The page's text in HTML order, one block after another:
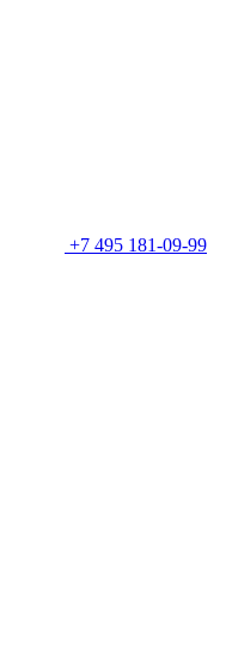
+7 495 181-09-99